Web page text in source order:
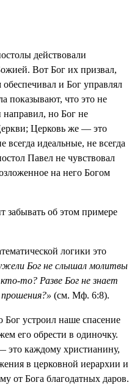
действовали
Вот Бог их призвал,
и Бог управлял
показывают, что это не
направил, но Бог не
Церковь же — это
идеальные, не всегда
Павел не чувствовал
на него Богом
забывать об этом примере
логики это
Бог не слышал молитвы
то? Разве Бог не знает
(см. Мф. 6:8).
Бог устроил наше спасение
его обрести в одиночку.
каждому христианину,
в церковной иерархии и
от Бога благодатных даров.